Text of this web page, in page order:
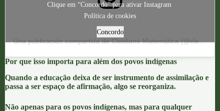
Una publicación compartida de Cleidiane Matemática (@cleidianematematica)
Clique em “Concordo” para ativar Instagram
Política de cookies
Concordo
Por que isso importa para além dos povos indígenas
Quando a educação deixa de ser instrumento de assimilação e
passa a ser espaço de afirmação, algo se reorganiza.
Não apenas para os povos indígenas, mas para qualquer